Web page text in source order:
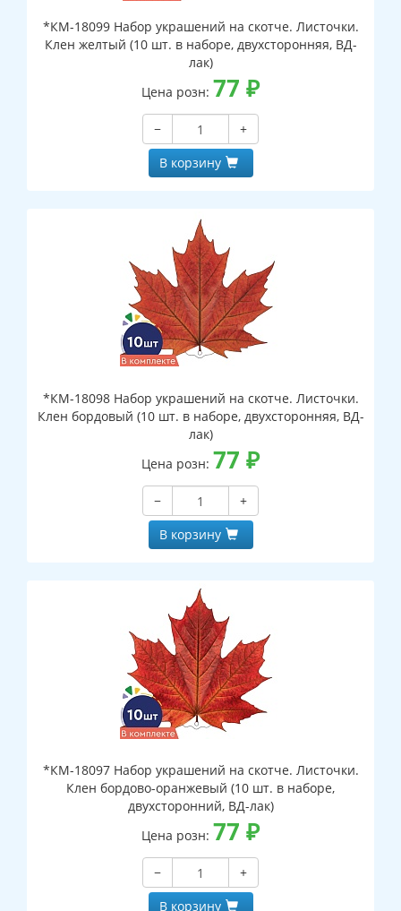
*КМ-18099 Набор украшений на скотче. Листочки.
Клен желтый (10 шт. в наборе, двухсторонняя, ВД-
лак)
Цена розн: 77 ₽
−
+
В корзину
*КМ-18098 Набор украшений на скотче. Листочки.
Клен бордовый (10 шт. в наборе, двухсторонняя, ВД-
лак)
Цена розн: 77 ₽
−
+
В корзину
*КМ-18097 Набор украшений на скотче. Листочки.
Клен бордово-оранжевый (10 шт. в наборе,
двухсторонний, ВД-лак)
Цена розн: 77 ₽
−
+
В корзину